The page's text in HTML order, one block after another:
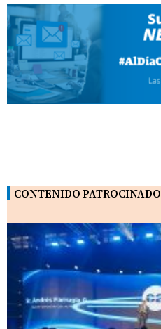
CONTENIDO PATROCINADO